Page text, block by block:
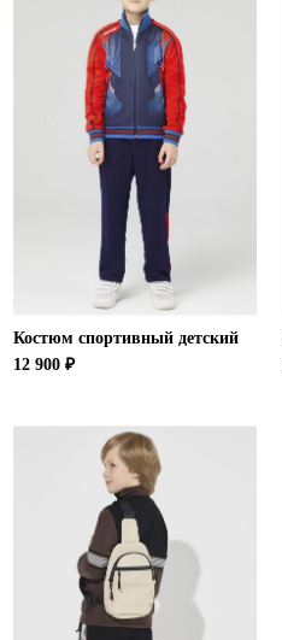
Ханты-Мансийский автономный округ (3)
Челябинская область (2)
Ямало-Ненецкий автономный округ (1)
Ярославская область (1)
Костюм спортивный детский
12 900 ₽